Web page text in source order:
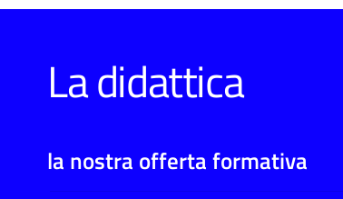
La didattica
la nostra offerta formativa